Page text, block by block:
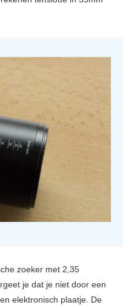
zoeker met 2,35
je dat je niet door een
elektronisch plaatje. De